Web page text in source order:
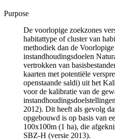
Purpose
De voorlopige zoekzones
habitattype of cluster van
methodiek dan de
instandhoudingsdoelen
vertrokken van
kaarten met potentiële
openstaande saldi) uit het
voor de kalibratie van de
2012). Dit heeft als gevolg
opgebouwd is op basis van
100x100m (1 ha), die
SBZ-H (versie 2013).